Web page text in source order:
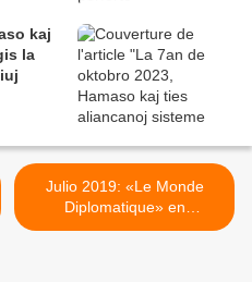
kaj
la
Julio 2019: «Le Monde
Diplomatique» en
Esperanto >